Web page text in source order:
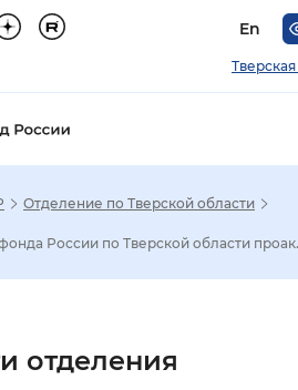
En
отображения
Увеличенный
Отделение по Тверской области
России по Тверской области
отделения